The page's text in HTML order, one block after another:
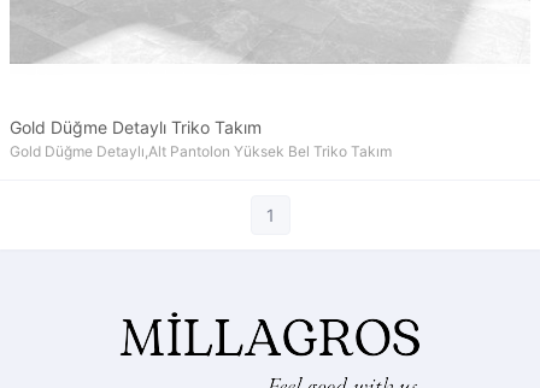
Gold Düğme Detaylı Triko Takım
Gold Düğme Detaylı,Alt Pantolon Yüksek Bel Triko Takım
1